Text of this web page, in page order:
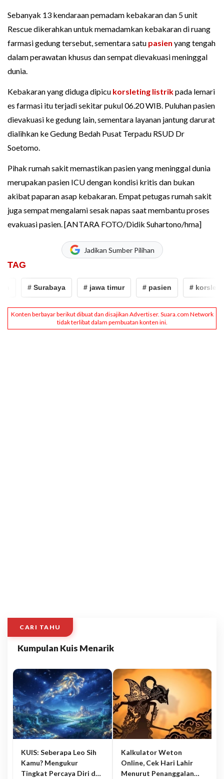
Sebanyak 13 kendaraan pemadam kebakaran dan 5 unit
Rescue dikerahkan untuk memadamkan kebakaran di ruang
farmasi gedung tersebut, sementara satu pasien yang tengah
dalam perawatan khusus dan sempat dievakuasi meninggal
dunia.
Kebakaran yang diduga dipicu korsleting listrikpada lemari
es farmasi itu terjadi sekitar pukul 06.20 WIB. Puluhan pasien
dievakuasi ke gedung lain, sementara layanan jantung darurat
dialihkan ke Gedung Bedah Pusat Terpadu RSUD Dr
Soetomo.
Pihak rumah sakit memastikan pasien yang meninggal dunia
merupakan pasien ICU dengan kondisi kritis dan bukan
akibat paparan asap kebakaran. Empat petugas rumah sakit
juga sempat mengalami sesak napas saat membantu proses
evakuasi pasien. [ANTARA FOTO/Didik Suhartono/hma]
Jadikan Sumber Pilihan
TAG
# Surabaya # jawa timur # pasien # korsleting
CARI TAHU
Kumpulan Kuis Menarik
KUIS: Seberapa Leo Sih
Kamu? Mengukur
Tingkat Percaya Diri dan
Kalkulator Weton
Online, Cek Hari Lahir
Menurut Penanggalan